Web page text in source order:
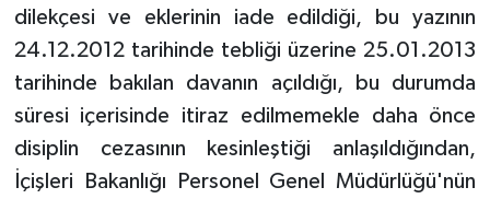
dilekçesi ve eklerinin iade edildiği, bu yazının
24.12.2012 tarihinde tebliği üzerine 25.01.2013
tarihinde bakılan davanın açıldığı, bu durumda
süresi içerisinde itiraz edilmemekle daha önce
disiplin cezasının kesinleştiği anlaşıldığından,
İçişleri Bakanlığı Personel Genel Müdürlüğü'nün